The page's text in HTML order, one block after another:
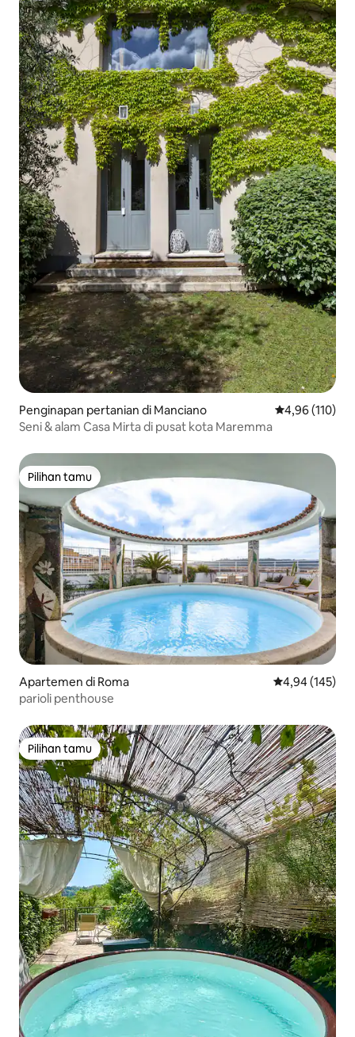
Penginapan pertanian di Manciano Nilai rata-rata
4,96 (110)
Seni & alam Casa Mirta di pusat kota Maremma
Pilihan tamu
Pilihan tamu
Apartemen di Roma Nilai rata-rata
4,94 (145)
parioli penthouse
Pilihan tamu
Pilihan tamu